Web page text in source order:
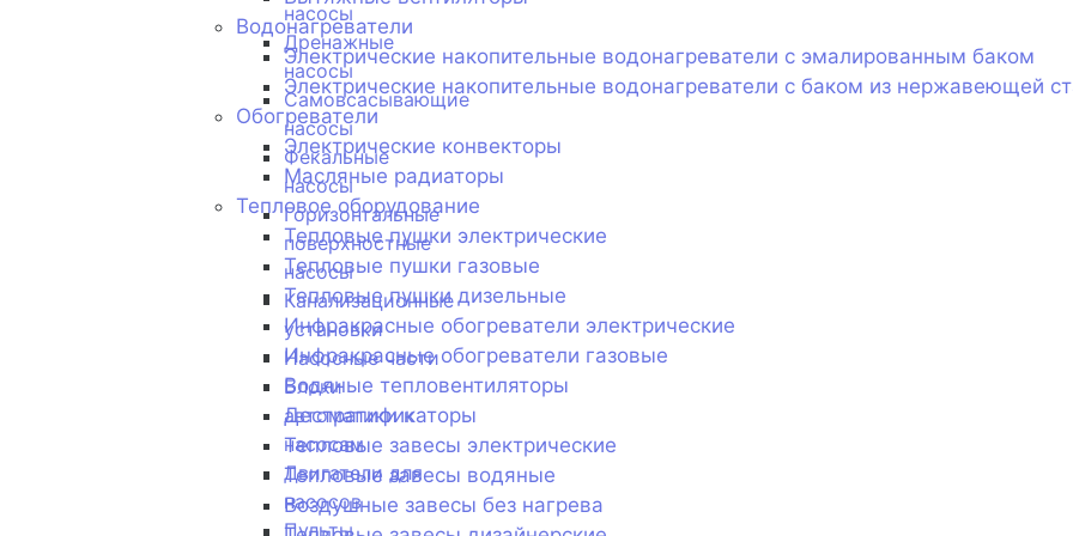
Водонагреватели
Электрические накопительные водонагреватели с эмалированным баком
Электрические накопительные водонагреватели с баком из нержавеющей
Обогреватели
Электрические конвекторы
Масляные радиаторы
Тепловое оборудование
Тепловые пушки электрические
Тепловые пушки газовые
Тепловые пушки дизельные
Инфракрасные обогреватели электрические
Инфракрасные обогреватели газовые
Водяные тепловентиляторы
Дестратификаторы
Тепловые завесы электрические
Тепловые завесы водяные
Воздушные завесы без нагрева
насосы
Дренажные
насосы
Самовсасывающие
насосы
Фекальные
насосы
Горизонтальные
поверхностные
насосы
Канализационные
установки
Насосные части
Блоки
автоматики к
насосам
Двигатели для
насосов
Пульты